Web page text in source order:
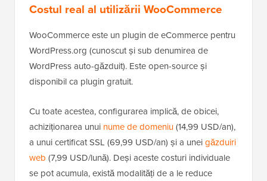
Costul real al utilizării WooCommerce
WooCommerce este un plugin de eCommerce pentru
WordPress.org (cunoscut și sub denumirea de
WordPress auto-găzduit). Este open-source și
disponibil ca plugin gratuit.
Cu toate acestea, configurarea implică, de obicei,
achiziționarea unui nume de domeniu(14,99 USD/an),
a unui certificat SSL (69,99 USD/an) și a uneigăzduiri
web (7,99 USD/lună). Deși aceste costuri individuale
se pot acumula, există modalități de a le reduce